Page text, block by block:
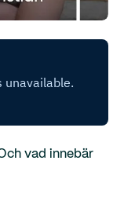
vad innebär